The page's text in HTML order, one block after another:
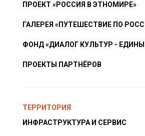
ПРОЕКТ «РОССИЯ В ЭТНОМИРЕ»
ГАЛЕРЕЯ «ПУТЕШЕСТВИЕ ПО
ФОНД «ДИАЛОГ КУЛЬТУР -
ПРОЕКТЫ ПАРТНЁРОВ
ТЕРРИТОРИЯ
ИНФРАСТРУКТУРА И СЕРВИС